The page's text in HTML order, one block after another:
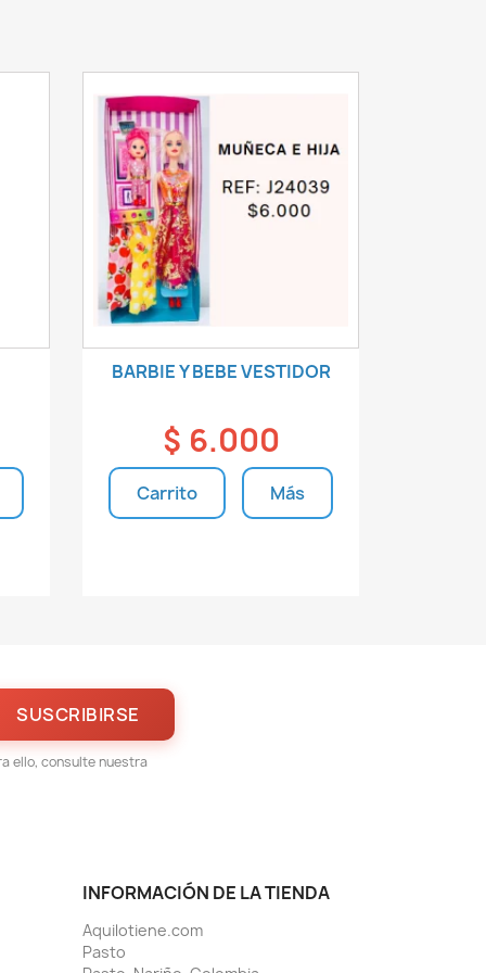
BARBIE Y BEBE VESTIDOR
$ 6.000
Carrito Más
ello, consulte nuestra
INFORMACIÓN DE LA TIENDA
Aquilotiene.com
Pasto